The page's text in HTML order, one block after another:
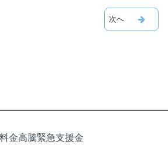
金高騰緊急支援金